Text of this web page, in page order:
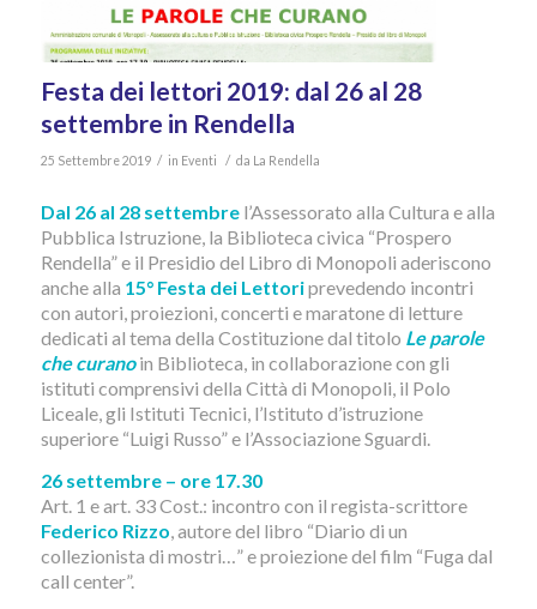
Festa dei lettori 2019: dal 26 al 28
settembre in Rendella
25 Settembre 2019 / in Eventi / da La Rendella
Dal 26 al 28 settembrel’Assessorato alla Cultura e alla
Pubblica Istruzione, la Biblioteca civica “Prospero
Rendella” e il Presidio del Libro di Monopoli aderiscono
anche alla 15° Festa dei Lettoriprevedendo incontri
con autori, proiezioni, concerti e maratone di letture
dedicati al tema della Costituzione dal titolo Le parole
che curanoin Biblioteca, in collaborazione con gli
istituti comprensivi della Città di Monopoli, il Polo
Liceale, gli Istituti Tecnici, l’Istituto d’istruzione
superiore “Luigi Russo” e l’Associazione Sguardi.
26 settembre – ore 17.30
Art. 1 e art. 33 Cost.: incontro con il regista-scrittore
Federico Rizzo, autore del libro “Diario di un
collezionista di mostri…” e proiezione del film “Fuga dal
call center”.